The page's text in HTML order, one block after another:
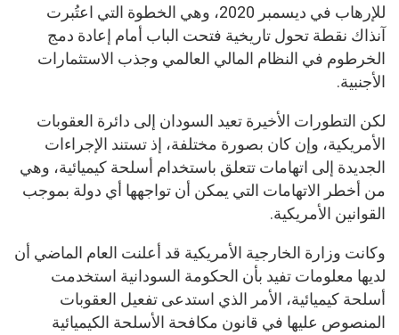
للإرهاب في ديسمبر 2020، وهي الخطوة التي اعتُبرت
آنذاك نقطة تحول تاريخية فتحت الباب أمام إعادة دمج
الخرطوم في النظام المالي العالمي وجذب الاستثمارات
الأجنبية.
لكن التطورات الأخيرة تعيد السودان إلى دائرة العقوبات
الأمريكية، وإن كان بصورة مختلفة، إذ تستند الإجراءات
الجديدة إلى اتهامات تتعلق باستخدام أسلحة كيميائية، وهي
من أخطر الاتهامات التي يمكن أن تواجهها أي دولة بموجب
القوانين الأمريكية.
وكانت وزارة الخارجية الأمريكية قد أعلنت العام الماضي أن
لديها معلومات تفيد بأن الحكومة السودانية استخدمت
أسلحة كيميائية، الأمر الذي استدعى تفعيل العقوبات
المنصوص عليها في قانون مكافحة الأسلحة الكيميائية